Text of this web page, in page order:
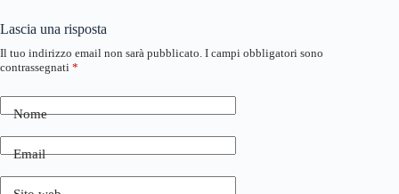
Lascia una risposta
Il tuo indirizzo email non sarà pubblicato. I campi obbligatori sono
contrassegnati *
Nome
Email